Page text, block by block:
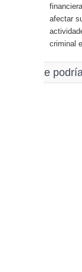
afectar
criminal
Le